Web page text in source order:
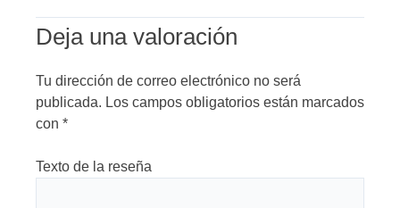
Deja una valoración
Tu dirección de correo electrónico no será
publicada. Los campos obligatorios están marcados
con *
Texto de la reseña